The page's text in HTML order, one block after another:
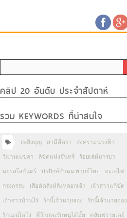
คลิป 20 อันดับ ประจำสัปดาห์
รวม KEYWORDS ที่น่าสนใจ
เพลิงบุญ สามีตีตรา สงครามนางฟ้า
วิมานเมขลา ลิขิตแห่งจันทร์ ร้อยเล่ห์มารยา
มธุรสโลกันตร์ ปรปักษ์จำนน พากย์ไทย ทะเลไฟ
กรงกรรม เสือตัดสิงห์ลิงหลอกเจ้า เจ้าสาวแก้ขัด
เจ้าสาวบ้านไร่ รักนี้เจ้านายจอง รักนี้เจ้านายจอง
รักนะเป็ดโง่ พี่ว้ากคะรักหนูได้มั้ย คลับฟรายเดย์